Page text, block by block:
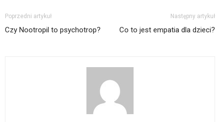
Poprzedni artykuł
Czy Nootropil to psychotrop?
Następny artykuł
Co to jest empatia dla dzieci?